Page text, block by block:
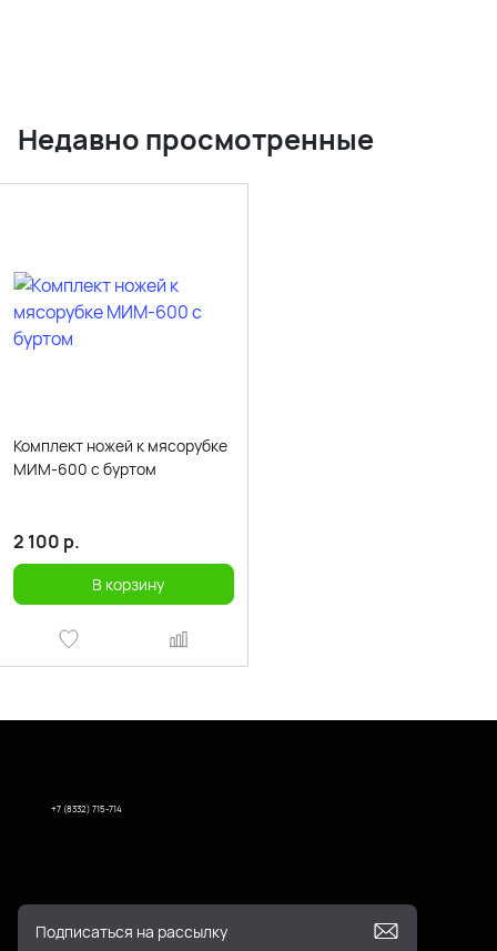
Недавно просмотренные
Комплект ножей к мясорубке
МИМ-600 с буртом
2 100 р.
В корзину
+7 (8332) 715-714